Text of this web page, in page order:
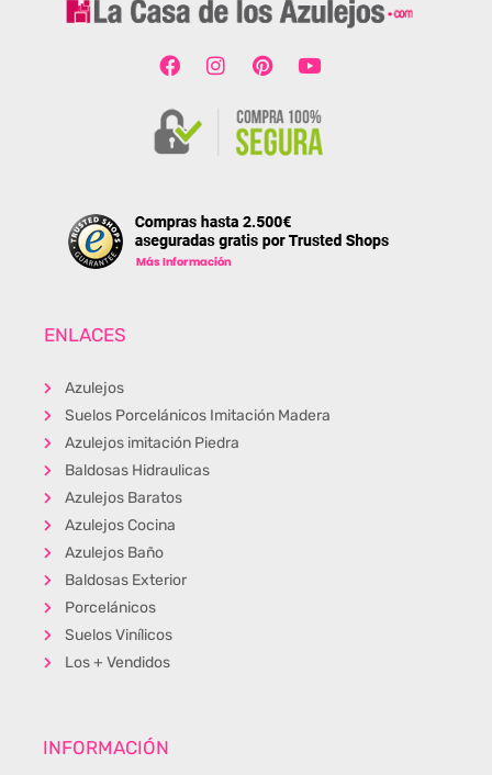
ENLACES
Azulejos
Suelos Porcelánicos Imitación Madera
Azulejos imitación Piedra
Baldosas Hidraulicas
Azulejos Baratos
Azulejos Cocina
Azulejos Baño
Baldosas Exterior
Porcelánicos
Suelos Vinílicos
Los + Vendidos
INFORMACIÓN